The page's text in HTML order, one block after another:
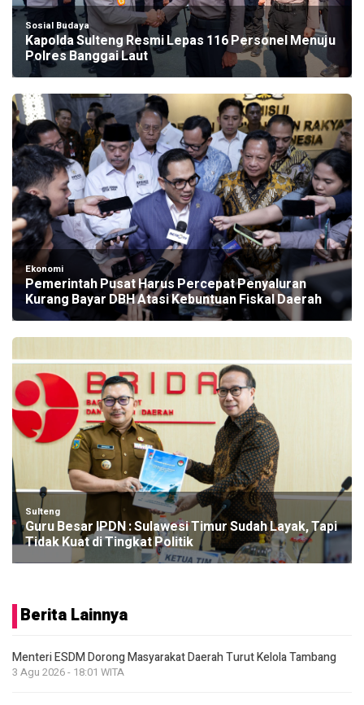
Sosial Budaya
Kapolda Sulteng Resmi Lepas 116 Personel Menuju
Polres Banggai Laut
Ekonomi
Pemerintah Pusat Harus Percepat Penyaluran
Kurang Bayar DBH Atasi Kebuntuan Fiskal Daerah
Sulteng
Guru Besar IPDN : Sulawesi Timur Sudah Layak, Tapi
Tidak Kuat di Tingkat Politik
Berita Lainnya
Menteri ESDM Dorong Masyarakat Daerah Turut Kelola Tambang
3 Agu 2026 - 18:01 WITA